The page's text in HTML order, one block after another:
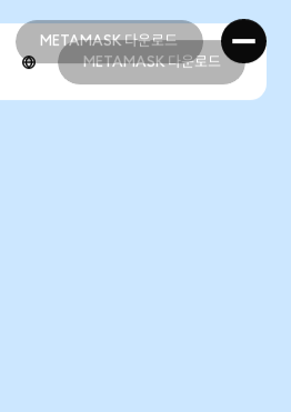
METAMASK 다운로드
METAMASK 다운로드
METAMASK 다운로드